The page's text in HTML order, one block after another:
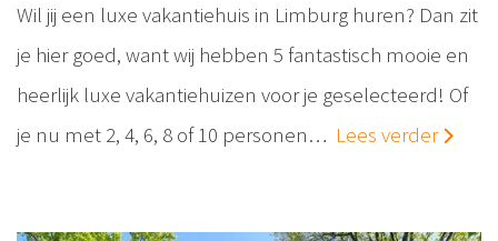
Wil jij een luxe vakantiehuis in Limburg huren? Dan zit
je hier goed, want wij hebben 5 fantastisch mooie en
heerlijk luxe vakantiehuizen voor je geselecteerd! Of
je nu met 2, 4, 6, 8 of 10 personen… Lees verder